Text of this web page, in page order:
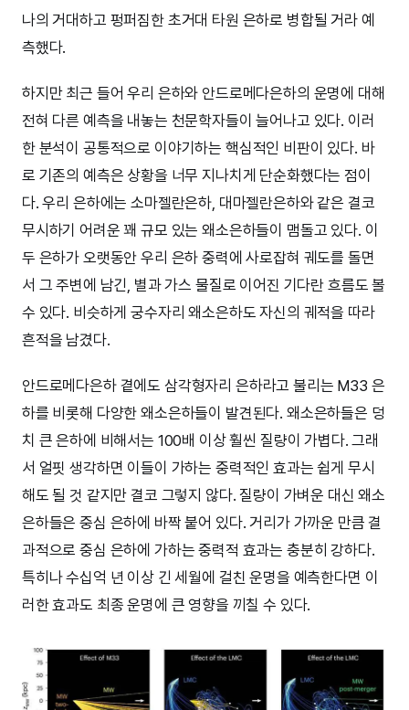
나의 거대하고 펑퍼짐한 초거대 타원 은하로 병합될 거라 예
측했다.
하지만 최근 들어 우리 은하와 안드로메다은하의 운명에 대해
전혀 다른 예측을 내놓는 천문학자들이 늘어나고 있다. 이러
한 분석이 공통적으로 이야기하는 핵심적인 비판이 있다. 바
로 기존의 예측은 상황을 너무 지나치게 단순화했다는 점이
다. 우리 은하에는 소마젤란은하, 대마젤란은하와 같은 결코
무시하기 어려운 꽤 규모 있는 왜소은하들이 맴돌고 있다. 이
두 은하가 오랫동안 우리 은하 중력에 사로잡혀 궤도를 돌면
서 그 주변에 남긴, 별과 가스 물질로 이어진 기다란 흐름도 볼
수 있다. 비슷하게 궁수자리 왜소은하도 자신의 궤적을 따라
흔적을 남겼다.
안드로메다은하 곁에도 삼각형자리 은하라고 불리는 M33 은
하를 비롯해 다양한 왜소은하들이 발견된다. 왜소은하들은 덩
치 큰 은하에 비해서는 100배 이상 훨씬 질량이 가볍다. 그래
서 얼핏 생각하면 이들이 가하는 중력적인 효과는 쉽게 무시
해도 될 것 같지만 결코 그렇지 않다. 질량이 가벼운 대신 왜소
은하들은 중심 은하에 바짝 붙어 있다. 거리가 가까운 만큼 결
과적으로 중심 은하에 가하는 중력적 효과는 충분히 강하다.
특히나 수십억 년 이상 긴 세월에 걸친 운명을 예측한다면 이
러한 효과도 최종 운명에 큰 영향을 끼칠 수 있다.